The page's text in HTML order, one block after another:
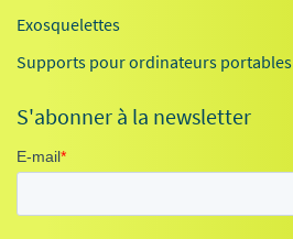
Exosquelettes
Supports pour ordinateurs portables
S'abonner à la newsletter